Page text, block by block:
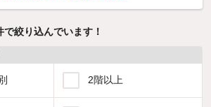
絞り込んでいます！
2階以上